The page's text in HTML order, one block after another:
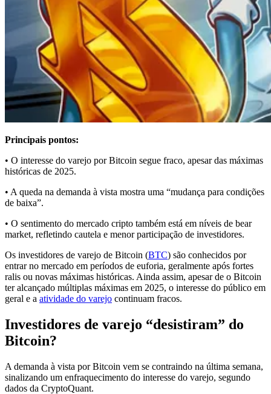
Principais pontos:
• O interesse do varejo por Bitcoin segue fraco, apesar das máximas
históricas de 2025.
• A queda na demanda à vista mostra uma “mudança para condições
de baixa”.
• O sentimento do mercado cripto também está em níveis de bear
market, refletindo cautela e menor participação de investidores.
Os investidores de varejo de Bitcoin (BTC) são conhecidos por
entrar no mercado em períodos de euforia, geralmente após fortes
ralis ou novas máximas históricas. Ainda assim, apesar de o Bitcoin
ter alcançado múltiplas máximas em 2025, o interesse do público em
geral e a atividade do varejo continuam fracos.
Investidores de varejo “desistiram” do
Bitcoin?
A demanda à vista por Bitcoin vem se contraindo na última semana,
sinalizando um enfraquecimento do interesse do varejo, segundo
dados da CryptoQuant.